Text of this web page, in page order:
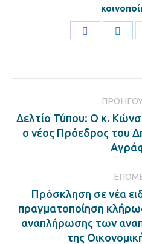
Δελτίο Τύπου: O κ.
ο νέος Πρόεδρος του
Πρόσκληση σε νέα
πραγματοποίηση
αναπλήρωσης των
της